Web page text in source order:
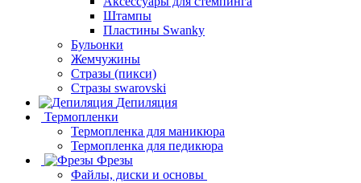
Штампы
Пластины Swanky
Бульонки
Жемчужины
Стразы (пикси)
Cтразы swarovski
Депиляция
Термопленки
Термопленка для маникюра
Термопленка для педикюра
Фрезы
Файлы, диски и основы